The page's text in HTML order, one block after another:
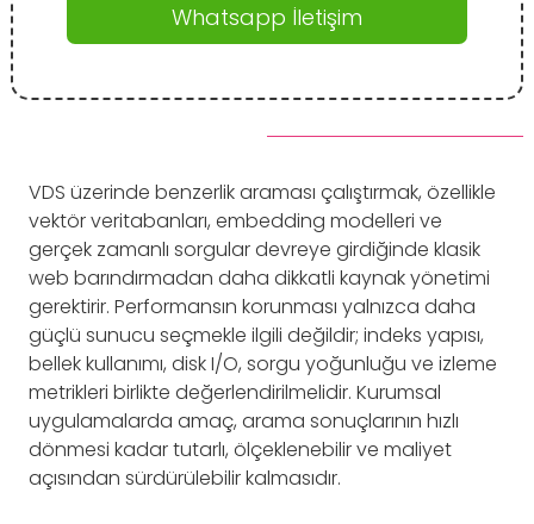
Whatsapp İletişim
VDS üzerinde benzerlik araması çalıştırmak, özellikle
vektör veritabanları, embedding modelleri ve
gerçek zamanlı sorgular devreye girdiğinde klasik
web barındırmadan daha dikkatli kaynak yönetimi
gerektirir. Performansın korunması yalnızca daha
güçlü sunucu seçmekle ilgili değildir; indeks yapısı,
bellek kullanımı, disk I/O, sorgu yoğunluğu ve izleme
metrikleri birlikte değerlendirilmelidir. Kurumsal
uygulamalarda amaç, arama sonuçlarının hızlı
dönmesi kadar tutarlı, ölçeklenebilir ve maliyet
açısından sürdürülebilir kalmasıdır.